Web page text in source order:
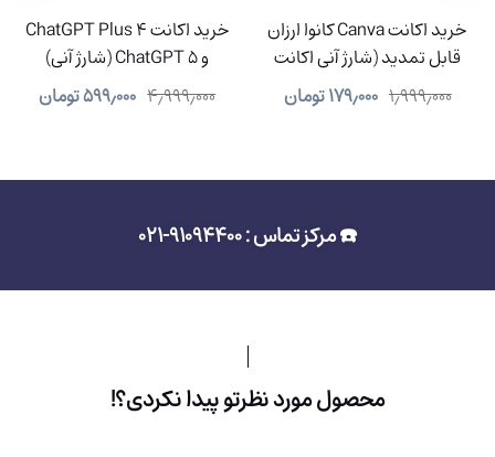
خرید اکانت Canva کانوا ارزان
قابل تمدید (شارژ آنی اکانت
شما) ۱٫۹۹۹٫۰۰۰ ۱۷۹٫۰۰۰تومان
خرید اکانت ChatGPT Plus 4
و ChatGPT 5 (شارژ آنی)
۴٫۹۹۹٫۰۰۰ ۵۹۹٫۰۰۰تومان
☎️ مرکز تماس : 91094400-021
محصول مورد نظرتو پیدا نکردی؟!